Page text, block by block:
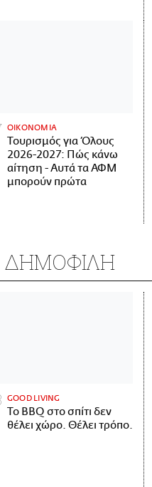
ΟΙΚΟΝΟΜΙΑ
Τουρισμός για Όλους
2026-2027: Πώς κάνω
αίτηση - Αυτά τα ΑΦΜ
μπορούν πρώτα
ΔΗΜΟΦΙΛΗ
GOOD LIVING
Το BBQ στο σπίτι δεν
θέλει χώρο. Θέλει τρόπο.